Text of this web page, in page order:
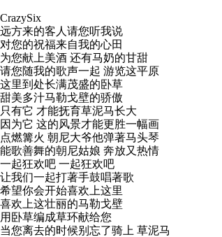
CrazySix
远方来的客人请您听我说
对您的祝福来自我的心田
为您献上美酒 还有马奶的甘甜
请您随我的歌声一起 游览这平原
这里到处长满茂盛的卧草
甜美多汁马勒戈壁的骄傲
只有它 才能抚育草泥马长大
因为它 这的风景才能更胜一幅画
点燃篝火 朝尼大爷他弹著马头琴
能歌善舞的朝尼姑娘 奔放又热情
一起狂欢吧 一起狂欢吧
让我们一起打著手鼓唱著歌
希望你会开始喜欢上这里
喜欢上这壮丽的马勒戈壁
用卧草编成草环献给您
当您离去的时候别忘了骑上 草泥马